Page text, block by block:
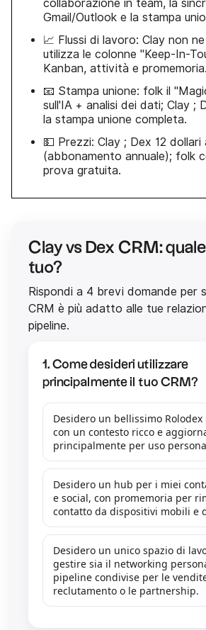
collaborazione in team, la
Gmail/Outlook e la stampa
📈 Flussi di lavoro: Clay non
utilizza le colonne "Keep-In-
Kanban, attività e promemoria.
📧 Stampa unione: folk il
sull'IA + analisi dei dati; Clay ;
la stampa unione completa.
💵 Prezzi: Clay ; Dex 12 dollari
(abbonamento annuale); folk
prova gratuita.
Clay vs Dex CRM:
tuo?
Rispondi a 4 brevi domande per
CRM è più adatto alle tue
pipeline.
1. Come desideri utilizzare
principalmente il tuo CRM?
Desidero un bellissimo
con un contesto ricco e
principalmente per uso
Desidero un hub per i miei
e social, con promemoria per
contatto da dispositivi mobili e
Desidero un unico spazio di
gestire sia il networking
pipeline condivise per le
reclutamento o le partnership.